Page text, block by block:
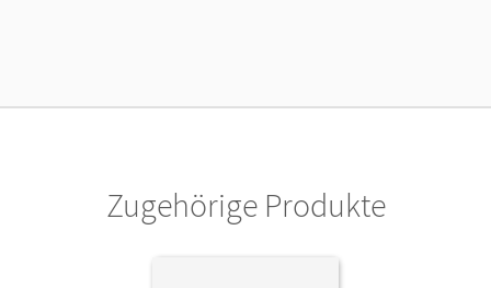
Cornelsen Verlag
Zugehörige Produkte